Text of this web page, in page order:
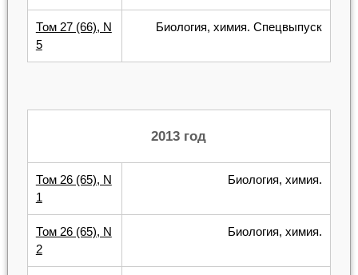
Том 27 (66), N
5
Биология, химия. Спецвыпуск
2013 год
Том 26 (65), N
1
Биология, химия.
Том 26 (65), N
2
Биология, химия.